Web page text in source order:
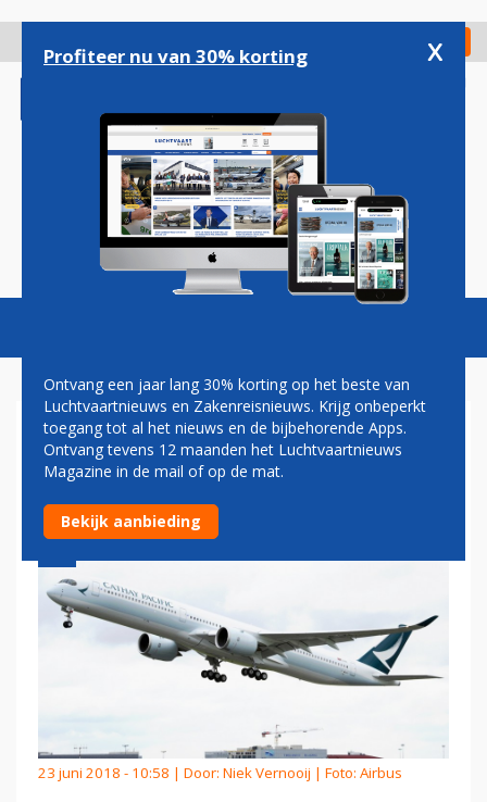
gaan
Check in
Magazine Podcasts Vacatures
AAN BOORD VAN CATHAY
PACIFIC'S EERSTE A350-1000
23 juni 2018 - 10:58 | Door: Niek Vernooij | Foto: Airbus
Profiteer nu van 30% korting x
Ontvang een jaar lang 30% korting op het beste van
Luchtvaartnieuws en Zakenreisnieuws. Krijg onbeperkt
toegang tot al het nieuws en de bijbehorende Apps.
Ontvang tevens 12 maanden het Luchtvaartnieuws
Magazine in de mail of op de mat.
Bekijk aanbieding